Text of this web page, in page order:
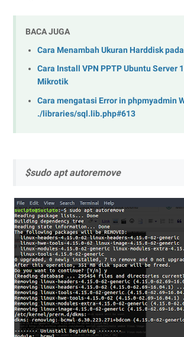
BACA JUGA
Cara Menambah Ukuran Harddisk
Cara Install VPN PPTP Ubuntu Server
Mikrotik
Cara mengatasi Error in phpmyadmin
./libraries/sql.lib.php#613
$sudo apt autoremove